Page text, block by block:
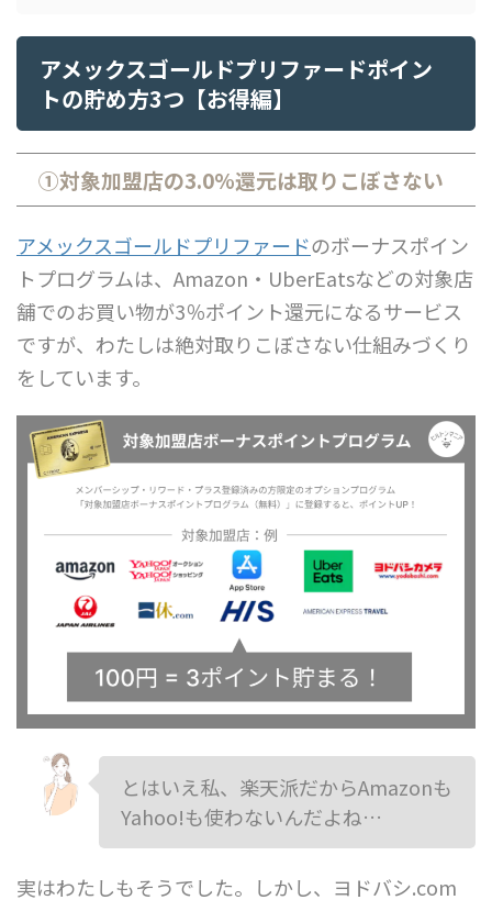
アメックスゴールドプリファードポイン
トの貯め方3つ【お得編】
①対象加盟店の3.0%還元は取りこぼさない
アメックスゴールドプリファードのボーナスポイン
トプログラムは、Amazon・UberEatsなどの対象店
舗でのお買い物が3％ポイント還元になるサービス
ですが、わたしは絶対取りこぼさない仕組みづくり
をしています。
とはいえ私、楽天派だからAmazonも
Yahoo!も使わないんだよね…
実はわたしもそうでした。しかし、ヨドバシ.com